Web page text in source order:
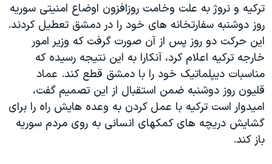
ترکيه و نروژ به علت وخامت روزافزون اوضاع امنيتی سوريه
روز دوشنبه سفارتخانه های خود را در دمشق تعطيل کردند.
اين حرکت دو روز پس از آن صورت گرفت که وزير امور
خارجه ترکيه اعلام کرد، آنکارا به اين نتيجه رسيده که
مناسبات ديپلماتيک خود را با دمشق قطع کند. عماد
قليون روز دوشنبه ضمن استقبال از اين تصميم گفت،
اميدوار است ترکيه با عمل کردن به وعده هايش راه را برای
گشايش دريچه های کمکهای انسانی به روی مردم سوريه
باز کند.